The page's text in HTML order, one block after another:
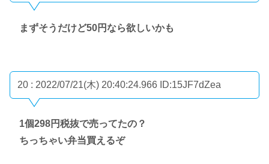
まずそうだけど50円なら欲しいかも
20 : 2022/07/21(木) 20:40:24.966 ID:15JF7dZea
1個298円税抜で売ってたの？
ちっちゃい弁当買えるぞ